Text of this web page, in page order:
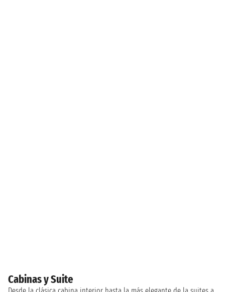
Cabinas y Suite